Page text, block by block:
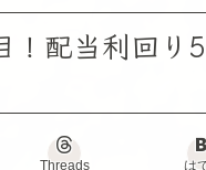
配当利回り
Threads は